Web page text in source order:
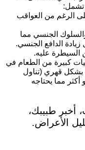
تشمل:
الرغم من العواقب
والسلوك الجنسي مما
الدافع الجنسي.
السيطرة عليه.
كبيرة من الطعام في
بشكل قهري (تناول
أكثر مما يحتاجه
أخبر طبيبك،
الأعراض.